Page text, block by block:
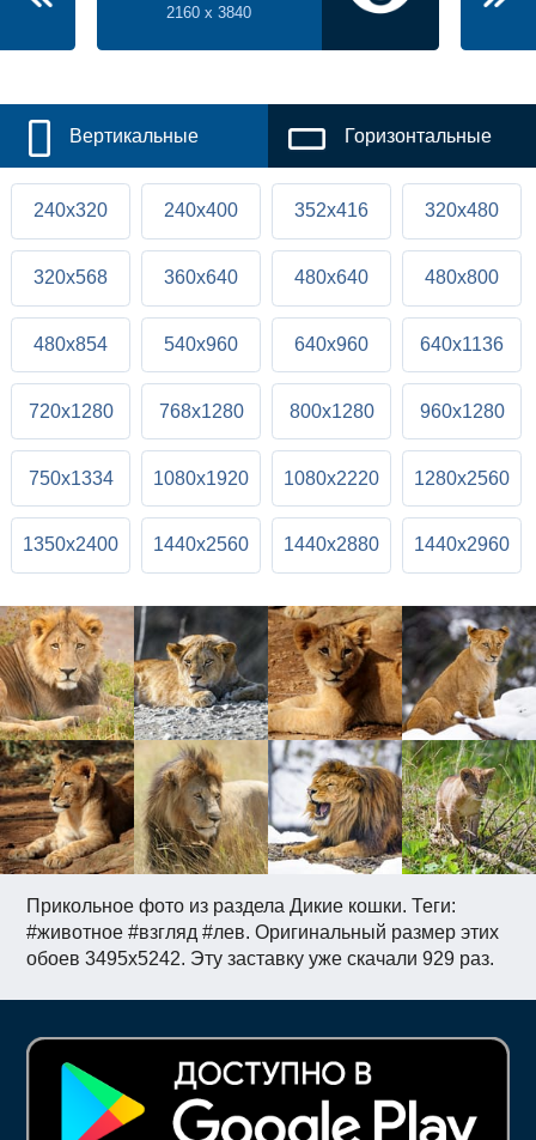
Прикольное фото из раздела Дикие кошки. Теги:
#животное #взгляд #лев. Оригинальный размер этих
обоев 3495x5242. Эту заставку уже скачали 929 раз.
2160 x 3840
Вертикальные Горизонтальные
240x320 240x400 352x416 320x480
320x568 360x640 480x640 480x800
480x854 540x960 640x960 640x1136
720x1280 768x1280 800x1280 960x1280
750x1334 1080x1920 1080x2220 1280x2560
1350x2400 1440x2560 1440x2880 1440x2960